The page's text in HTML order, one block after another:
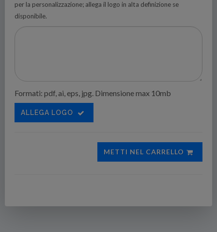
per la personalizzazione; allega il logo in alta definizione se
disponibile.
Formati: pdf, ai, eps, jpg. Dimensione max 10mb
ALLEGA LOGO
METTI NEL CARRELLO